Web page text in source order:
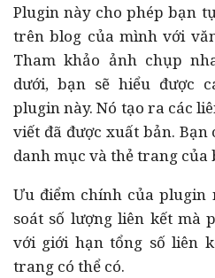
Plugin này cho phép bạn
trên blog của mình với
Tham khảo ảnh chụp
dưới, bạn sẽ hiểu được
plugin này. Nó tạo ra các
viết đã được xuất bản. Bạn
danh mục và thẻ trang của
Ưu điểm chính của plugin
soát số lượng liên kết mà
với giới hạn tổng số liên
trang có thể có.